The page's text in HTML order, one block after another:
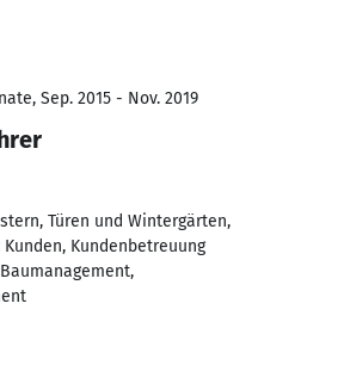
Sep. 2015 - Nov. 2019
Türen und Wintergärten,
Kundenbetreuung